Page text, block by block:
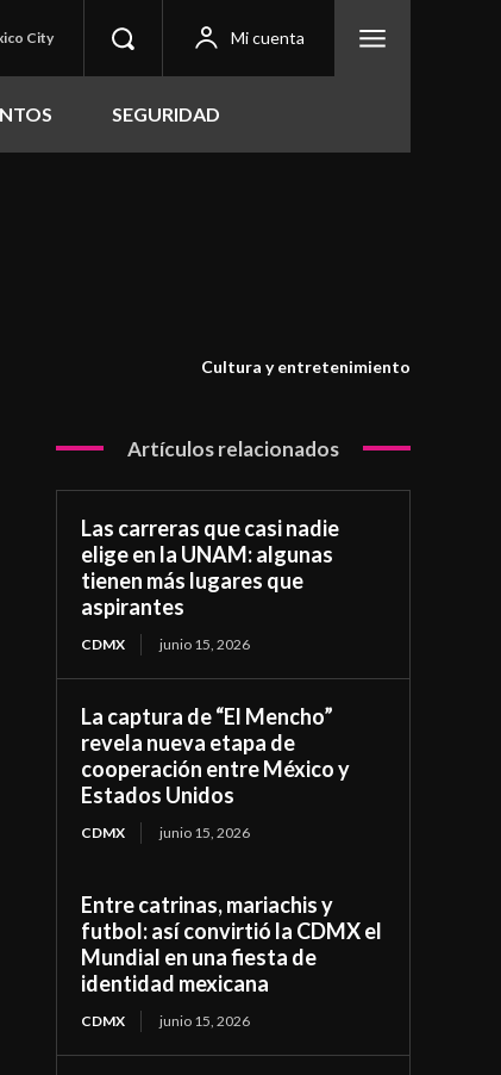
City Mi cuenta
SEGURIDAD
Cultura y entretenimiento
Artículos relacionados
Las carreras que casi nadie
elige en la UNAM: algunas
tienen más lugares que
aspirantes
CDMX junio 15, 2026
La captura de “El Mencho”
revela nueva etapa de
cooperación entre México y
Estados Unidos
CDMX junio 15, 2026
Entre catrinas, mariachis y
futbol: así convirtió la CDMX el
Mundial en una fiesta de
identidad mexicana
CDMX junio 15, 2026